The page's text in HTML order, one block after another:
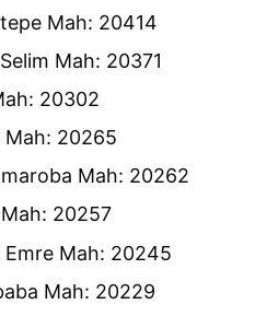
Mah: 20414
Mah: 20371
20302
Mah: 20265
Mah: 20262
20257
Emre Mah: 20245
Mah: 20229